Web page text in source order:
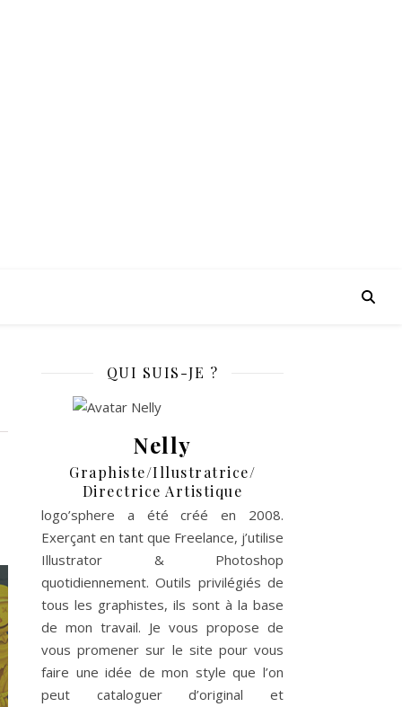
QUI SUIS-JE ?
Nelly
Graphiste/Illustratrice/
Directrice Artistique
logo’sphere a été créé en 2008.
Exerçant en tant que Freelance, j’utilise
Illustrator & Photoshop
quotidiennement. Outils privilégiés de
tous les graphistes, ils sont à la base
de mon travail. Je vous propose de
vous promener sur le site pour vous
faire une idée de mon style que l’on
peut cataloguer d’original et